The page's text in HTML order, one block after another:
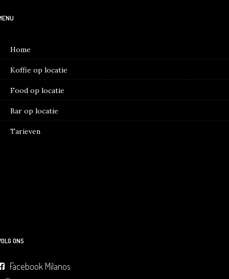
Home
Koffie op locatie
Food op locatie
Bar op locatie
Tarieven
ONS
Facebook Milanos